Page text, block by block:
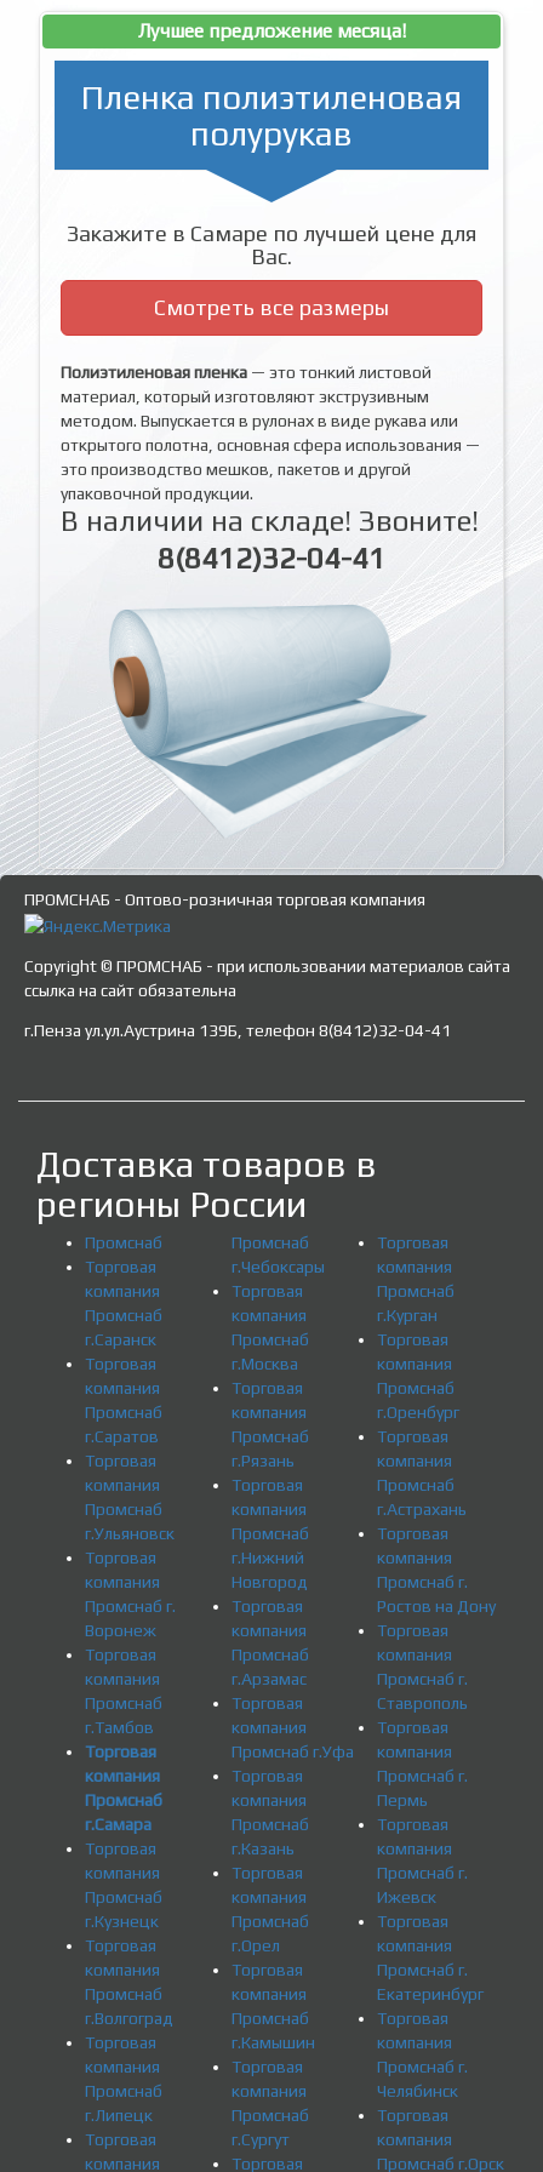
Лучшее предложение месяца!
Пленка полиэтиленовая
полурукав
Закажите в Самаре по лучшей цене для
Вас.
Смотреть все размеры
Полиэтиленовая пленка — это тонкий листовой
материал, который изготовляют экструзивным
методом. Выпускается в рулонах в виде рукава или
открытого полотна, основная сфера использования —
это производство мешков, пакетов и другой
упаковочной продукции.
В наличии на складе! Звоните!
8(8412)32-04-41
ПРОМСНАБ - Оптово-розничная торговая компания
Copyright © ПРОМСНАБ - при использовании материалов сайта
ссылка на сайт обязательна
г.Пенза ул.ул.Аустрина 139Б, телефон 8(8412)32-04-41
Доставка товаров в
регионы России
Промснаб
Торговая
компания
Промснаб
г.Саранск
Торговая
компания
Промснаб
г.Саратов
Торговая
компания
Промснаб
г.Ульяновск
Торговая
компания
Промснаб г.
Воронеж
Торговая
компания
Промснаб
г.Тамбов
Торговая
компания
Промснаб
г.Самара
Торговая
компания
Промснаб
г.Кузнецк
Торговая
компания
Промснаб
г.Волгоград
Торговая
компания
Промснаб
г.Липецк
Торговая
компания
Промснаб
г.Чебоксары
Торговая
компания
Промснаб
г.Москва
Торговая
компания
Промснаб
г.Рязань
Торговая
компания
Промснаб
г.Нижний
Новгород
Торговая
компания
Промснаб
г.Арзамас
Торговая
компания
Промснаб г.Уфа
Торговая
компания
Промснаб
г.Казань
Торговая
компания
Промснаб
г.Орел
Торговая
компания
Промснаб
г.Камышин
Торговая
компания
Промснаб
г.Сургут
Торговая
Торговая
компания
Промснаб
г.Курган
Торговая
компания
Промснаб
г.Оренбург
Торговая
компания
Промснаб
г.Астрахань
Торговая
компания
Промснаб г.
Ростов на Дону
Торговая
компания
Промснаб г.
Ставрополь
Торговая
компания
Промснаб г.
Пермь
Торговая
компания
Промснаб г.
Ижевск
Торговая
компания
Промснаб г.
Екатеринбург
Торговая
компания
Промснаб г.
Челябинск
Торговая
компания
Промснаб г.Орск